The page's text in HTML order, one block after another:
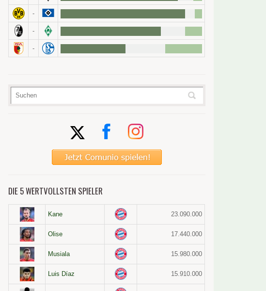
-
-
-
DIE 5 WERTVOLLSTEN SPIELER
Kane 23.090.000
Olise 17.440.000
Musiala 15.980.000
Luis Díaz 15.910.000